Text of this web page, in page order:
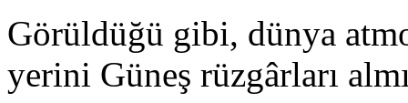
Görüldüğü gibi, dünya
yerini Güneş rüzgârları